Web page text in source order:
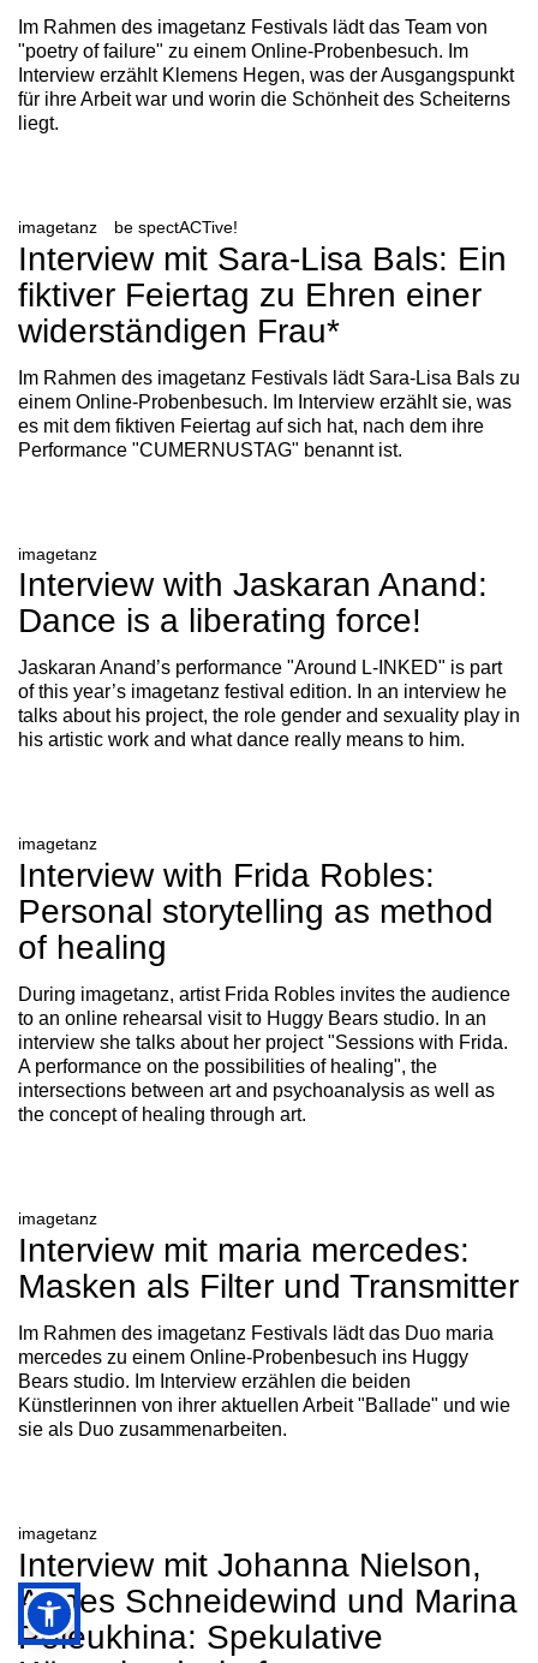
Im Rahmen des imagetanz Festivals lädt das Team von
"poetry of failure" zu einem Online-Probenbesuch. Im
Interview erzählt Klemens Hegen, was der Ausgangspunkt
für ihre Arbeit war und worin die Schönheit des Scheiterns
liegt.
imagetanz be spectACTive!
Interview mit Sara-Lisa Bals: Ein
fiktiver Feiertag zu Ehren einer
widerständigen Frau*
Im Rahmen des imagetanz Festivals lädt Sara-Lisa Bals zu
einem Online-Probenbesuch. Im Interview erzählt sie, was
es mit dem fiktiven Feiertag auf sich hat, nach dem ihre
Performance "CUMERNUSTAG" benannt ist.
imagetanz
Interview with Jaskaran Anand:
Dance is a liberating force!
Jaskaran Anand’s performance "Around L-INKED" is part
of this year’s imagetanz festival edition. In an interview he
talks about his project, the role gender and sexuality play in
his artistic work and what dance really means to him.
imagetanz
Interview with Frida Robles:
Personal storytelling as method
of healing
During imagetanz, artist Frida Robles invites the audience
to an online rehearsal visit to Huggy Bears studio. In an
interview she talks about her project "Sessions with Frida.
A performance on the possibilities of healing", the
intersections between art and psychoanalysis as well as
the concept of healing through art.
imagetanz
Interview mit maria mercedes:
Masken als Filter und Transmitter
Im Rahmen des imagetanz Festivals lädt das Duo maria
mercedes zu einem Online-Probenbesuch ins Huggy
Bears studio. Im Interview erzählen die beiden
Künstlerinnen von ihrer aktuellen Arbeit "Ballade" und wie
sie als Duo zusammenarbeiten.
imagetanz
Interview mit Johanna Nielson,
Agnes Schneidewind und Marina
Poleukhina: Spekulative